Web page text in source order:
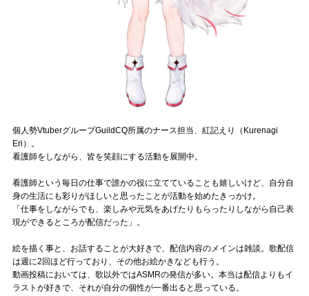
個人勢VtuberグループGuildCQ所属のナース担当、紅記えり（Kurenagi
Eri）。
看護師をしながら、皆を笑顔にする活動を展開中。
看護師という毎日の仕事で誰かの役に立てていることも嬉しいけど、自分自
身の生活にも彩りがほしいと思ったことが活動を始めたきっかけ。
「仕事をしながらでも、楽しみや元気をあげたりもらったりしながら自己表
現ができるところが配信だった」。
絵を描く事と、お話することが大好きで、配信内容のメインは雑談。歌配信
は週に2回ほど行っており、その他お絵かきなども行う。
動画投稿においては、歌以外ではASMRの発信が多い。本当は配信よりもイ
ラストが好きで、それが自分の個性が一番出ると思っている。